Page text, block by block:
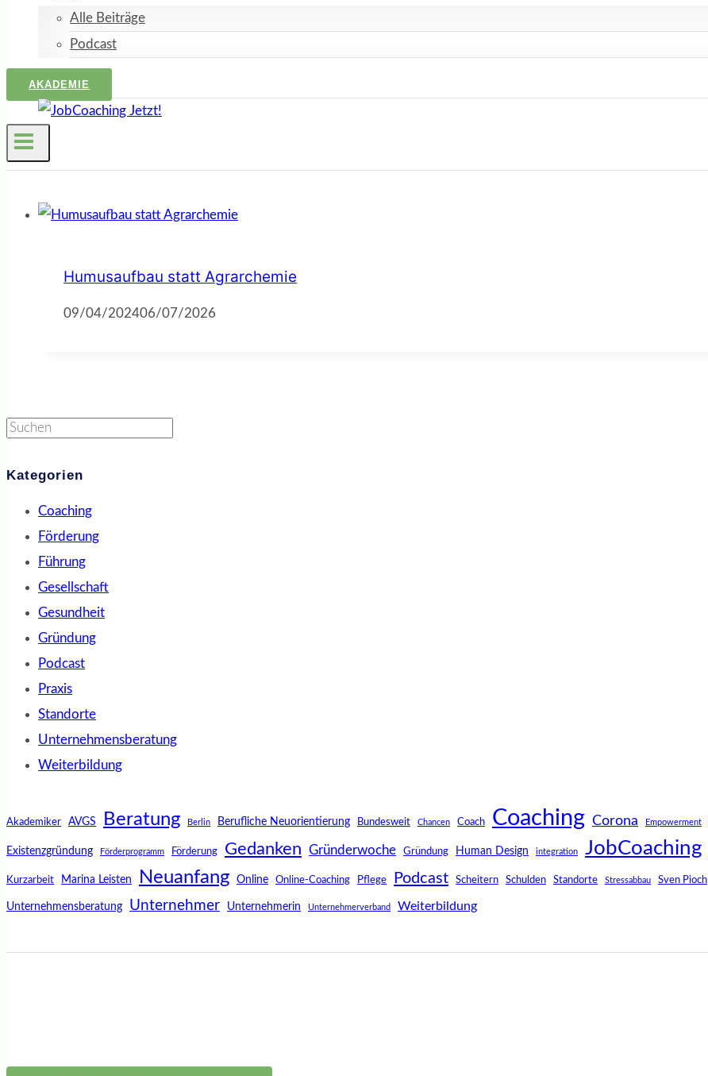
Alle Beiträge
Podcast
AKADEMIE
Humusaufbau statt Agrarchemie
09/04/202406/07/2026
Suchen
Kategorien
Coaching
Förderung
Führung
Gesellschaft
Gesundheit
Gründung
Podcast
Praxis
Standorte
Unternehmensberatung
Weiterbildung
Akademiker AVGS Beratung Berlin Berufliche Neuorientierung Bundesweit Chancen Coach Coaching Corona Empowerment
Existenzgründung Förderprogramm Förderung Gedanken Gründerwoche Gründung Human Design integration JobCoaching
Kurzarbeit Marina Leisten Neuanfang Online Online-Coaching Pflege Podcast Scheitern Schulden Standorte Stressabbau Sven Pioch
Unternehmensberatung Unternehmer Unternehmerin Unternehmerverband Weiterbildung